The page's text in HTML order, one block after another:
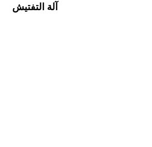
آلة التفتيش